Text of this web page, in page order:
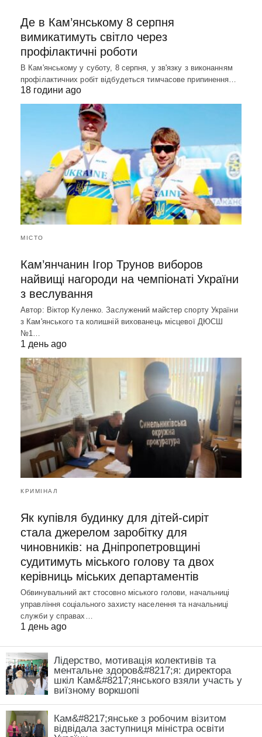
Де в Кам’янському 8 серпня
вимикатимуть світло через
профілактичні роботи
В Кам'янському у суботу, 8 серпня, у зв'язку з виконанням
профілактичних робіт відбудеться тимчасове припинення…
18 години ago
МІСТО
Кам’янчанин Ігор Трунов виборов
найвищі нагороди на чемпіонаті України
з веслування
Автор: Віктор Куленко. Заслужений майстер спорту України
з Кам'янського та колишній вихованець місцевої ДЮСШ
№1…
1 день ago
КРИМІНАЛ
Як купівля будинку для дітей-сиріт
стала джерелом заробітку для
чиновників: на Дніпропетровщині
судитимуть міського голову та двох
керівниць міських департаментів
Обвинувальний акт стосовно міського голови, начальниці
управління соціального захисту населення та начальниці
служби у справах…
1 день ago
Лідерство, мотивація колективів та
ментальне здоров&#8217;я: директора
шкіл Кам&#8217;янського взяли участь у
виїзному воркшопі
Кам&#8217;янське з робочим візитом
відвідала заступниця міністра освіти